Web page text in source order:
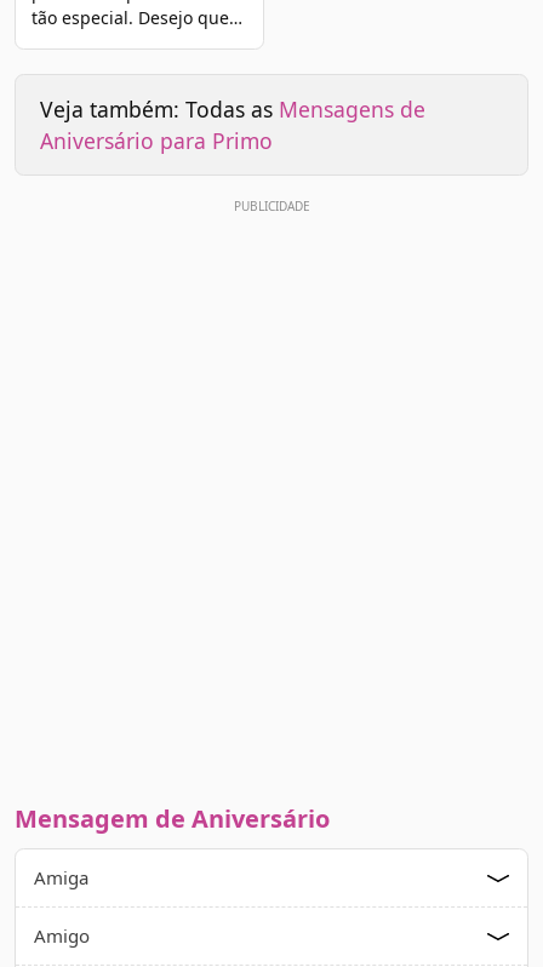
tão especial. Desejo que…
Veja também: Todas as Mensagens de
Aniversário para Primo
Mensagem de Aniversário
Amiga
Amigo